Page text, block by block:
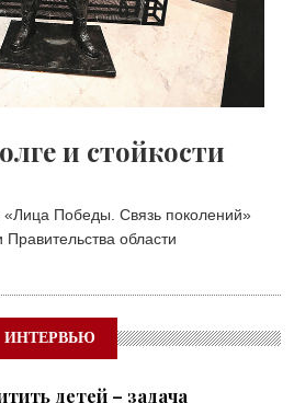
и стойкости
«Лица Победы. Связь поколений»
области
ИНТЕРВЬЮ
детей – задача